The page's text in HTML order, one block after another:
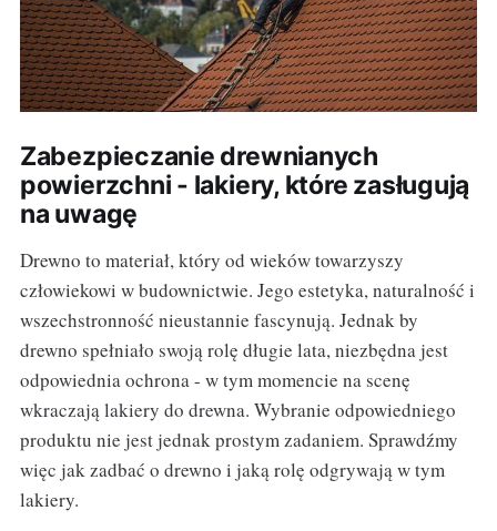
Zabezpieczanie drewnianych
powierzchni - lakiery, które zasługują
na uwagę
Drewno to materiał, który od wieków towarzyszy
człowiekowi w budownictwie. Jego estetyka, naturalność i
wszechstronność nieustannie fascynują. Jednak by
drewno spełniało swoją rolę długie lata, niezbędna jest
odpowiednia ochrona - w tym momencie na scenę
wkraczają lakiery do drewna. Wybranie odpowiedniego
produktu nie jest jednak prostym zadaniem. Sprawdźmy
więc jak zadbać o drewno i jaką rolę odgrywają w tym
lakiery.